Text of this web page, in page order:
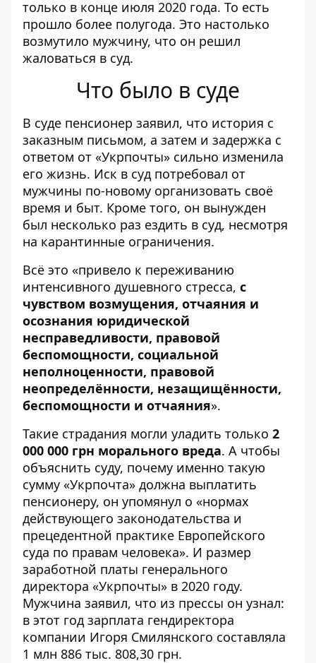
только в конце июля 2020 года. То есть
прошло более полугода. Это настолько
возмутило мужчину, что он решил
жаловаться в суд.
Что было в суде
В суде пенсионер заявил, что история с
заказным письмом, а затем и задержка с
ответом от «Укрпочты» сильно изменила
его жизнь. Иск в суд потребовал от
мужчины по-новому организовать своё
время и быт. Кроме того, он вынужден
был несколько раз ездить в суд, несмотря
на карантинные ограничения.
Всё это «привело к переживанию
интенсивного душевного стресса, с
чувством возмущения, отчаяния и
осознания юридической
несправедливости, правовой
беспомощности, социальной
неполноценности, правовой
неопределённости, незащищённости,
беспомощности и отчаяния».
Такие страдания могли уладить только 2
000 000 грн морального вреда. А чтобы
объяснить суду, почему именно такую ​​
сумму «Укрпочта» должна выплатить
пенсионеру, он упомянул о «нормах
действующего законодательства и
прецедентной практике Европейского
суда по правам человека». И размер
заработной платы генерального
директора «Укрпочты» в 2020 году.
Мужчина заявил, что из прессы он узнал:
в этот год зарплата гендиректора
компании Игоря Смилянского составляла
1 млн 886 тыс. 808,30 грн.